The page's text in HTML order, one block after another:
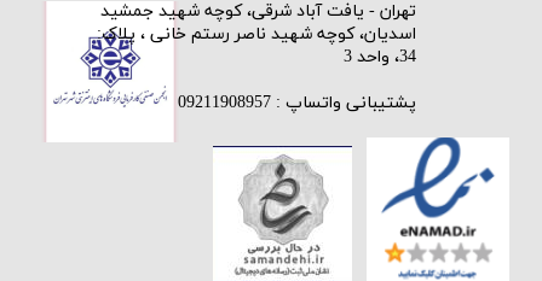
​تهران - یافت آباد شرقی، کوچه شهید جمشید
اسدیان، کوچه شهید ناصر رستم خانی ، پلاک:
34، واحد 3
پشتیبانی واتساپ : 09211908957